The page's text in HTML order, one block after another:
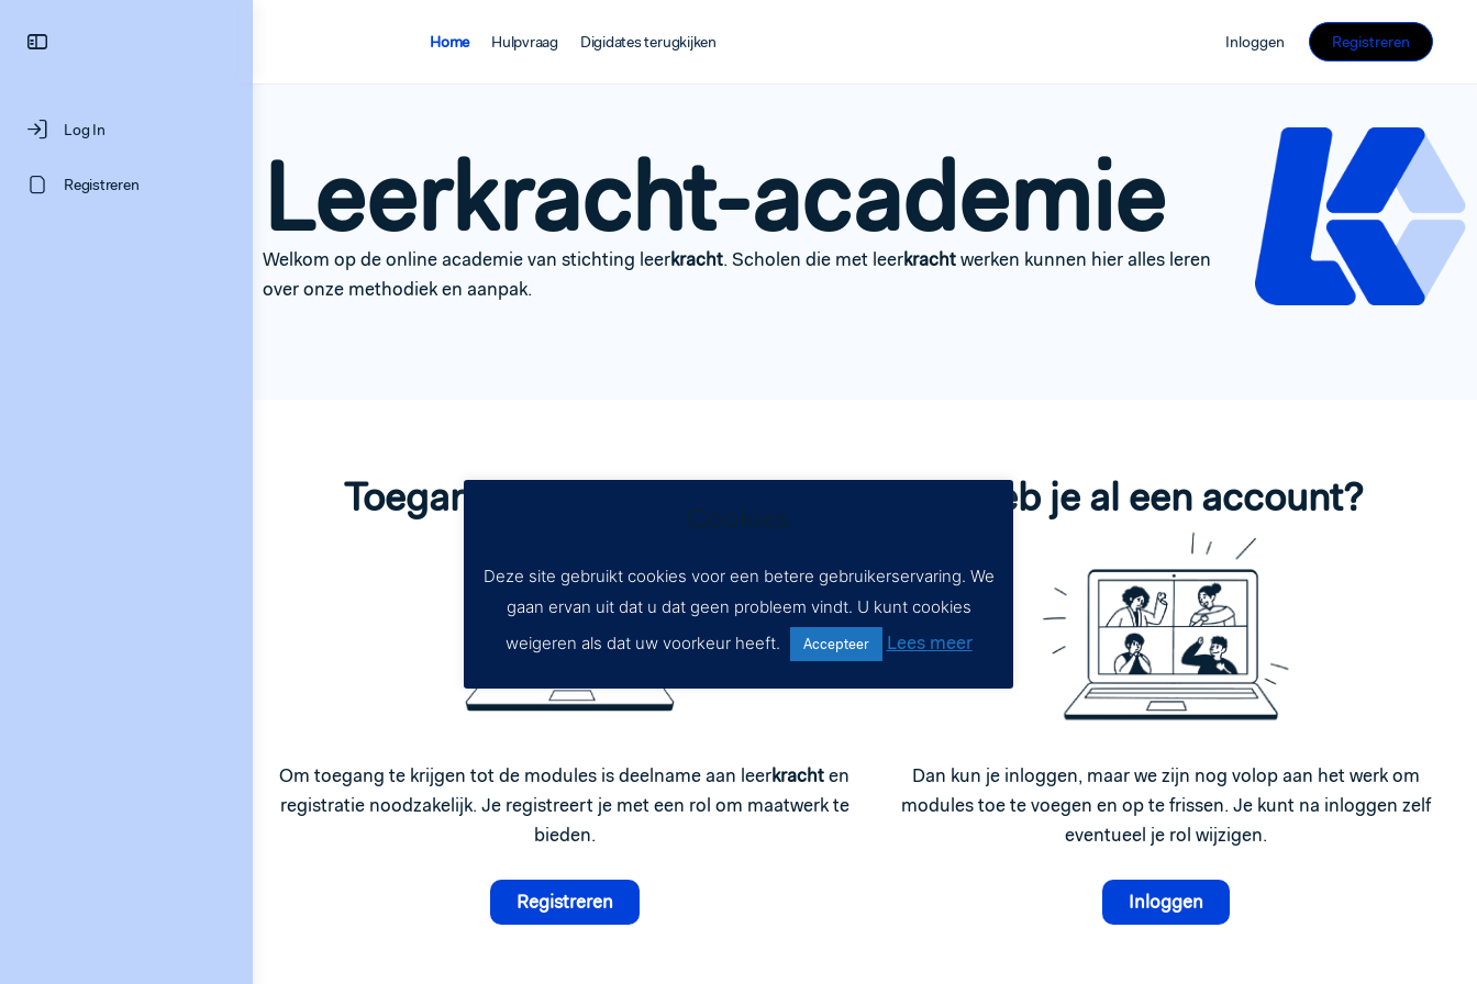
Log In
Registreren
Home Hulpvraag Digidates terugkijken Inloggen Registreren
Leerkracht-academie
Welkom op de online academie van stichting leerkracht. Scholen die met leerkrachtwerken kunnen hier alles leren
over onze methodiek en aanpak.
Toegang tot de academie
Om toegang te krijgen tot de modules is deelname aan leerkrachten
registratie noodzakelijk. Je registreert je met een rol om maatwerk te
bieden.
Registreren
Heb je al een account?
Dan kun je inloggen, maar we zijn nog volop aan het werk om
modules toe te voegen en op te frissen. Je kunt na inloggen zelf
eventueel je rol wijzigen.
Inloggen
Cookies
Deze site gebruikt cookies voor een betere gebruikerservaring. We
gaan ervan uit dat u dat geen probleem vindt. U kunt cookies
weigeren als dat uw voorkeur heeft.
Accepteer Lees meer